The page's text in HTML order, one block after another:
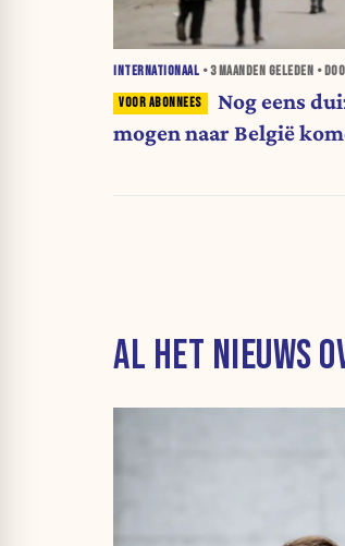
INTERNATIONAAL •3 MAANDEN GELEDEN •
Nog eens
mogen naar België
AL HET NIEUWS